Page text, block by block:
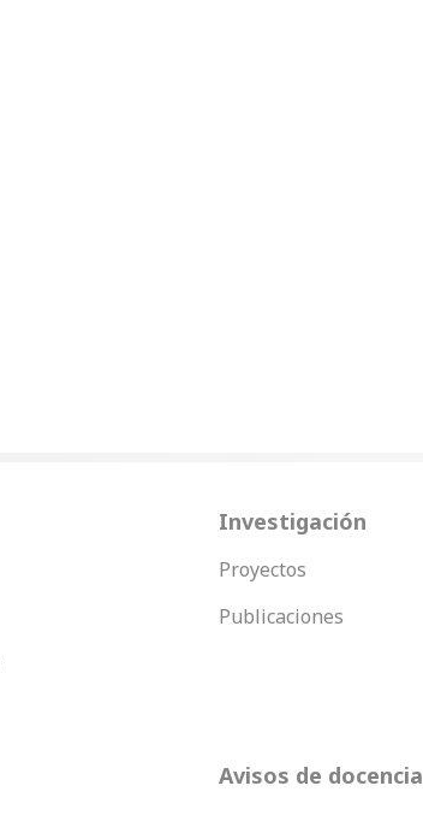
Investigación
Proyectos
Publicaciones
Avisos de docencia